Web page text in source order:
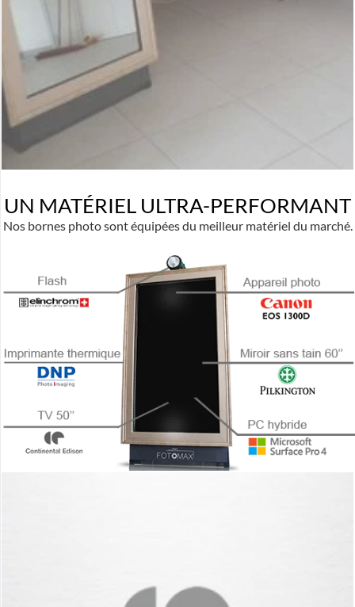
UN MATÉRIEL ULTRA-PERFORMANT
Nos bornes photo sont équipées du meilleur matériel du marché.